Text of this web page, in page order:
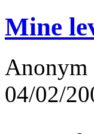
Mine
Anonym
04/02/